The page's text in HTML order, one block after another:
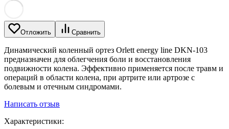
Отложить Сравнить
Динамический коленный ортез Orlett energy line DKN-103
предназначен для облегчения боли и восстановления
подвижности колена. Эффективно применяется после травм и
операций в области колена, при артрите или артрозе с
болевым и отечным синдромами.
Написать отзыв
Характеристики: